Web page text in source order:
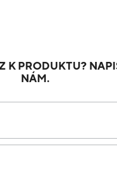
K PRODUKTU?
NÁM.